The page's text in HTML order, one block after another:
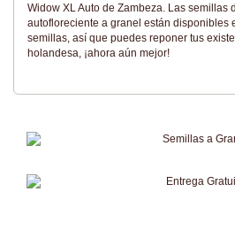
Widow XL Auto de Zambeza. Las semillas
autofloreciente a granel están disponibles
semillas, así que puedes reponer tus
holandesa, ¡ahora aún mejor!